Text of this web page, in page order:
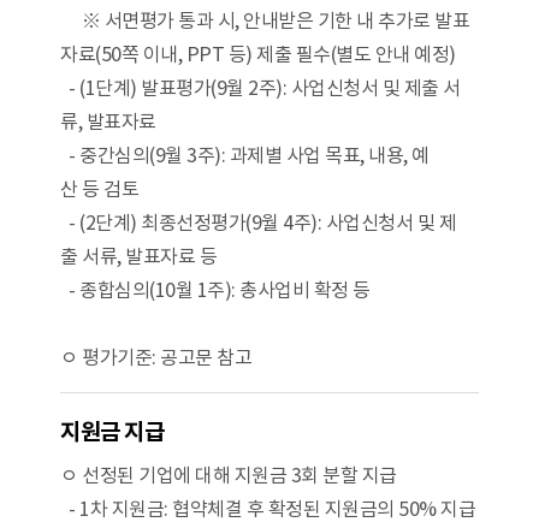
※ 서면평가 통과 시, 안내받은 기한 내 추가로 발표
자료(50쪽 이내, PPT 등) 제출 필수(별도 안내 예정)
- (1단계) 발표평가(9월 2주): 사업신청서 및 제출 서
류, 발표자료
- 중간심의(9월 3주): 과제별 사업 목표, 내용, 예
산 등 검토
- (2단계) 최종선정평가(9월 4주): 사업신청서 및 제
출 서류, 발표자료 등
- 종합심의(10월 1주): 총사업비 확정 등
ㅇ 평가기준: 공고문 참고
지원금 지급
ㅇ 선정된 기업에 대해 지원금 3회 분할 지급
- 1차 지원금: 협약체결 후 확정된 지원금의 50% 지급